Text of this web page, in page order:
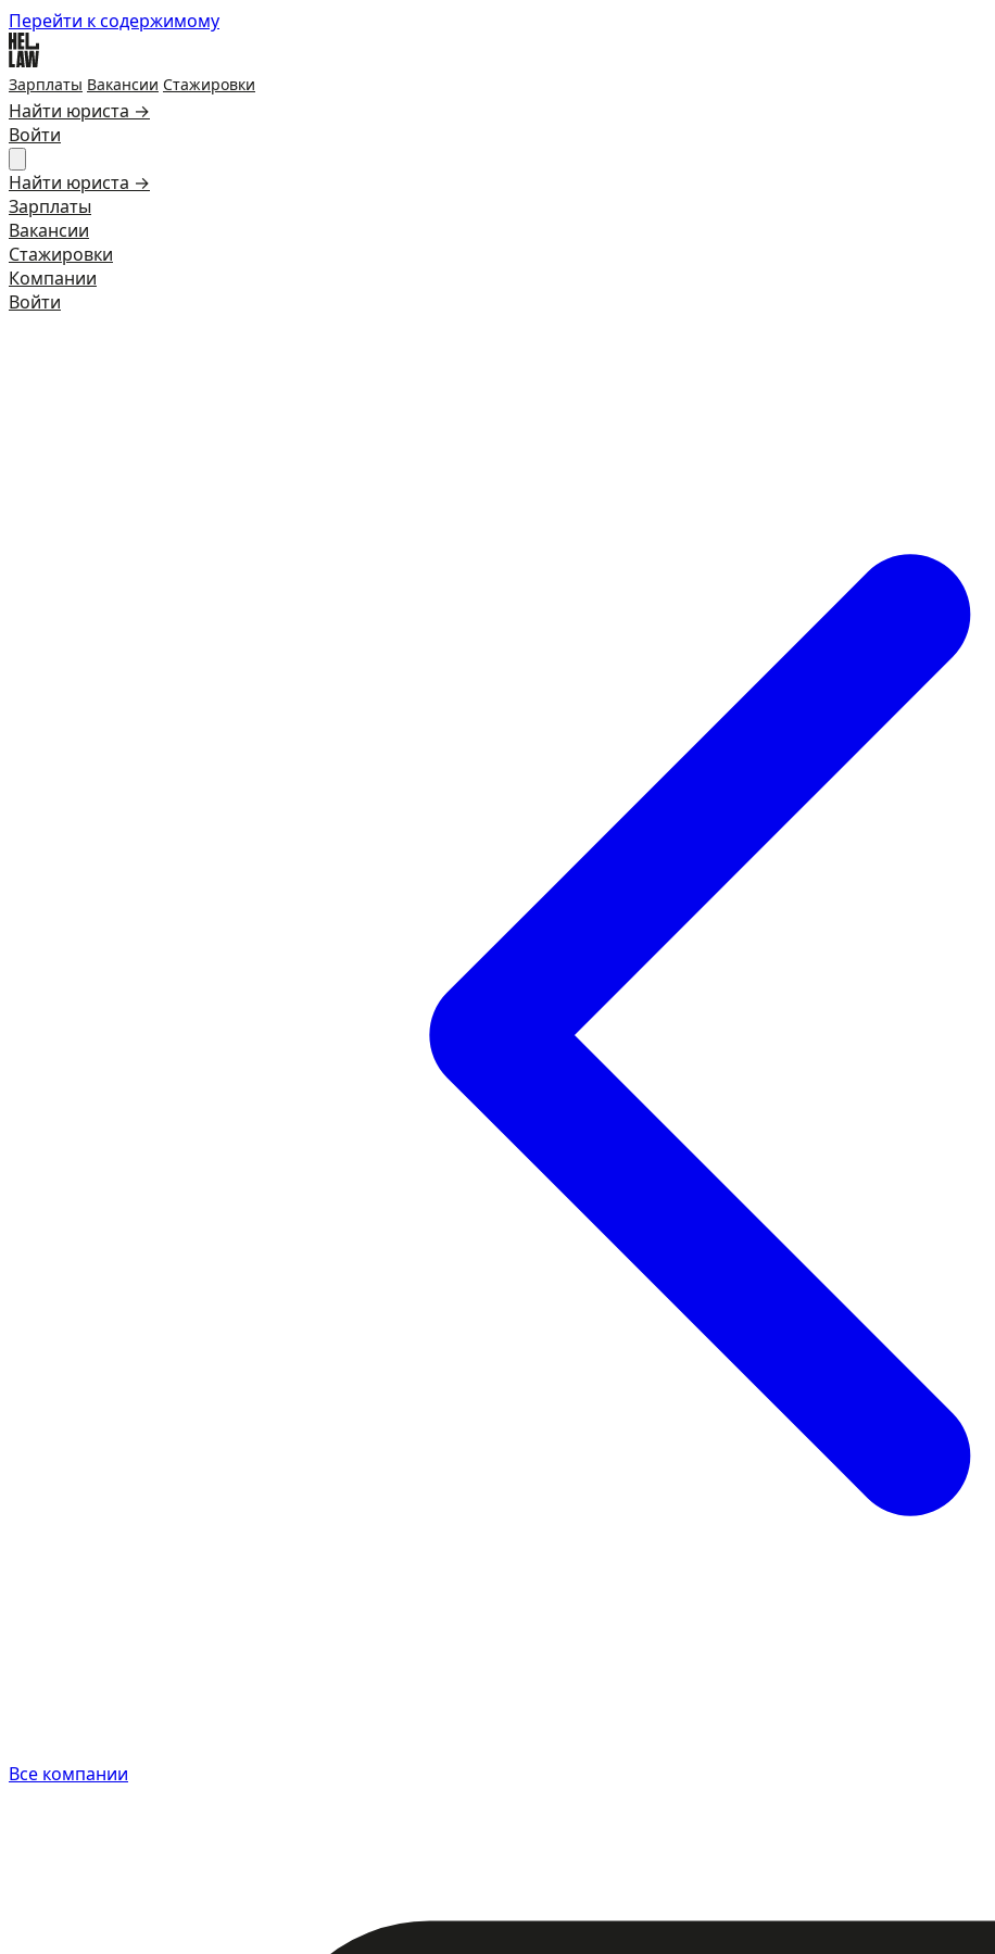
Перейти к содержимому
Зарплаты Вакансии Стажировки
Найти юриста →
Войти
Найти юриста →
Зарплаты
Вакансии
Стажировки
Компании
Войти
Все компании